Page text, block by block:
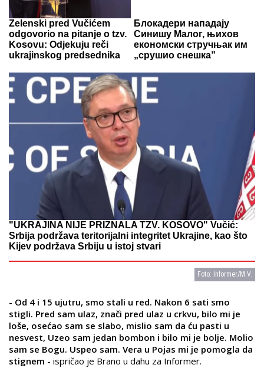
Zelenski pred Vučićem
odgovorio na pitanje o tzv.
Kosovu: Odjekuju reči
ukrajinskog predsednika
Блокадери нападају
Синишу Малог, њихов
економски стручњак им
„срушио снешка”
"UKRAJINA NIJE PRIZNALA TZV. KOSOVO" Vučić:
Srbija podržava teritorijalni integritet Ukrajine, kao što
Kijev podržava Srbiju u istoj stvari
Foto: Informer/M.V.
- Od 4 i 15 ujutru, smo stali u red. Nakon 6 sati smo
stigli. Pred sam ulaz, znači pred ulaz u crkvu, bilo mi je
loše, osećao sam se slabo, mislio sam da ću pasti u
nesvest, Uzeo sam jedan bombon i bilo mi je bolje. Molio
sam se Bogu. Uspeo sam. Vera u Pojas mi je pomogla da
stignem - ispričao je Brano u dahu za Informer.